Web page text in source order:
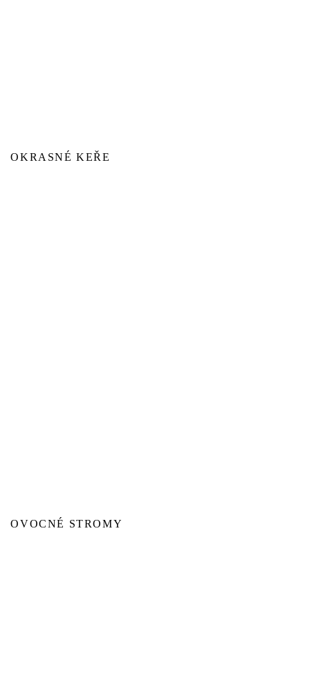
OKRASNÉ KEŘE
OVOCNÉ STROMY